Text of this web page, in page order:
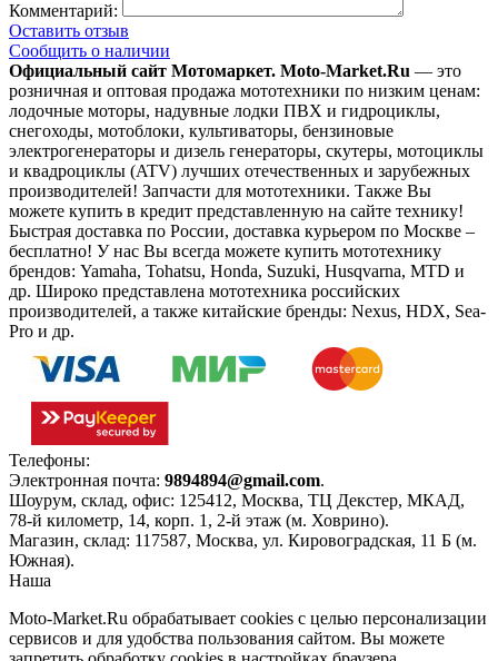
Комментарий:
Оставить отзыв
Сообщить о наличии
Официальный сайт Мотомаркет. Moto-Market.Ru — это
розничная и оптовая продажа мототехники по низким ценам:
лодочные моторы, надувные лодки ПВХ и гидроциклы,
снегоходы, мотоблоки, культиваторы, бензиновые
электрогенераторы и дизель генераторы, скутеры, мотоциклы
и квадроциклы (ATV) лучших отечественных и зарубежных
производителей! Запчасти для мототехники. Также Вы
можете купить в кредит представленную на сайте технику!
Быстрая доставка по России, доставка курьером по Москве –
бесплатно! У нас Вы всегда можете купить мототехнику
брендов: Yamaha, Tohatsu, Honda, Suzuki, Husqvarna, MTD и
др. Широко представлена мототехника российских
производителей, а также китайские бренды: Nexus, HDX, Sea-
Pro и др.
Телефоны:
Электронная почта: 9894894@gmail.com.
Шоурум, склад, офис: 125412, Москва, ТЦ Декстер, МКАД,
78-й километр, 14, корп. 1, 2-й этаж (м. Ховрино).
Магазин, склад: 117587, Москва, ул. Кировоградская, 11 Б (м.
Южная).
Наша
Moto-Market.Ru обрабатывает сookies с целью персонализации
сервисов и для удобства пользования сайтом. Вы можете